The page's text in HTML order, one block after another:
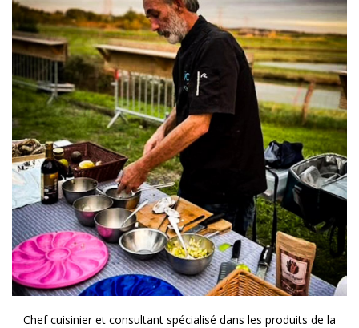
Chef cuisinier et consultant spécialisé dans les produits de la